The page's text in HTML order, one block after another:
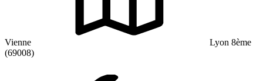
Vienne
Lyon 8ème
(69008)